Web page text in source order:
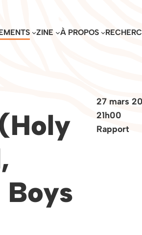
ZINE À PROPOS
Boys
27 mars
21h00
Rapport